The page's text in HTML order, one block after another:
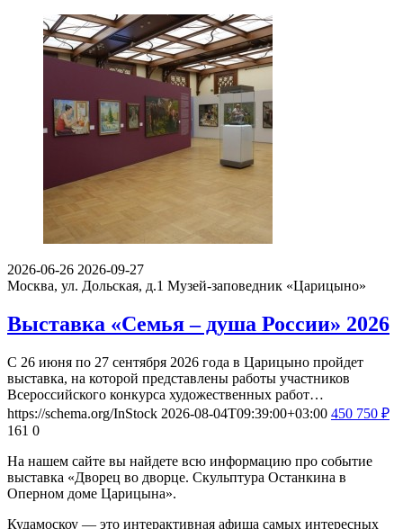
2026-06-26 2026-09-27
Москва, ул. Дольская, д.1 Музей-заповедник «Царицыно»
Выставка «Семья – душа России» 2026
С 26 июня по 27 сентября 2026 года в Царицыно пройдет
выставка, на которой представлены работы участников
Всероссийского конкурса художественных работ…
https://schema.org/InStock 2026-08-04T09:39:00+03:00 450 750 ₽
161 0
На нашем сайте вы найдете всю информацию про событие
выставка «Дворец во дворце. Скульптура Останкина в
Оперном доме Царицына».
Кудамоскоу — это интерактивная афиша самых интересных